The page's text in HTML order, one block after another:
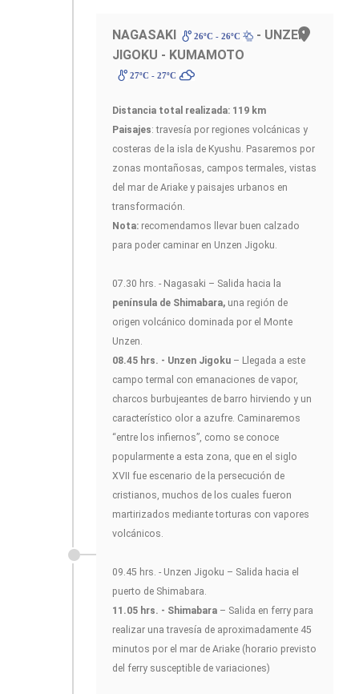
NAGASAKI 26ºC - 26ºC
- UNZEN
JIGOKU - KUMAMOTO
27ºC - 27ºC
Distancia total realizada: 119 km
Paisajes: travesía por regiones volcánicas y
costeras de la isla de Kyushu. Pasaremos por
zonas montañosas, campos termales, vistas
del mar de Ariake y paisajes urbanos en
transformación.
Nota: recomendamos llevar buen calzado
para poder caminar en Unzen Jigoku.
07.30 hrs. - Nagasaki – Salida hacia la
península de Shimabara, una región de
origen volcánico dominada por el Monte
Unzen.
08.45 hrs. - Unzen Jigoku – Llegada a este
campo termal con emanaciones de vapor,
charcos burbujeantes de barro hirviendo y un
característico olor a azufre. Caminaremos
“entre los infiernos”, como se conoce
popularmente a esta zona, que en el siglo
XVII fue escenario de la persecución de
cristianos, muchos de los cuales fueron
martirizados mediante torturas con vapores
volcánicos.
09.45 hrs. - Unzen Jigoku – Salida hacia el
puerto de Shimabara.
11.05 hrs. - Shimabara – Salida en ferry para
realizar una travesía de aproximadamente 45
minutos por el mar de Ariake (horario previsto
del ferry susceptible de variaciones)